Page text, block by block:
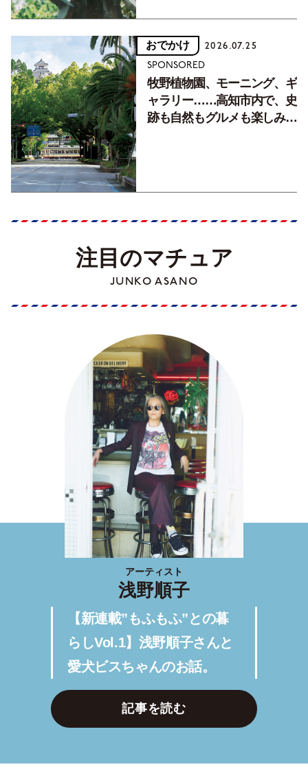
おでかけ 2026.07.25
SPONSORED
牧野植物園、モーニング、ギ
ャラリー……高知市内で、史
跡も自然もグルメも楽しみ尽
注目のマチュア
JUNKO ASANO
アーティスト
浅野順子
【新連載”もふもふ”との暮
らしVol.1】浅野順子さんと
愛犬ビスちゃんのお話。
記事を読む